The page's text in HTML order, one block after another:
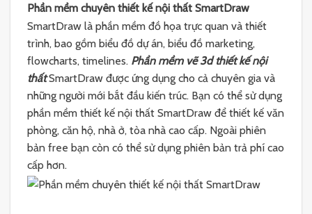
Phần mềm chuyên thiết kế nội thất SmartDraw
SmartDraw là phần mềm đồ họa trực quan và thiết
trình, bao gồm biểu đồ dự án, biểu đồ marketing,
flowcharts, timelines. Phần mềm vẽ 3d thiết kế nội
thất SmartDraw được ứng dụng cho cả chuyên gia và
những người mới bắt đầu kiến trúc. Bạn có thể sử dụng
phần mềm thiết kế nội thất SmartDraw để thiết kế văn
phòng, căn hộ, nhà ở, tòa nhà cao cấp. Ngoài phiên
bản free bạn còn có thể sử dụng phiên bản trả phí cao
cấp hơn.